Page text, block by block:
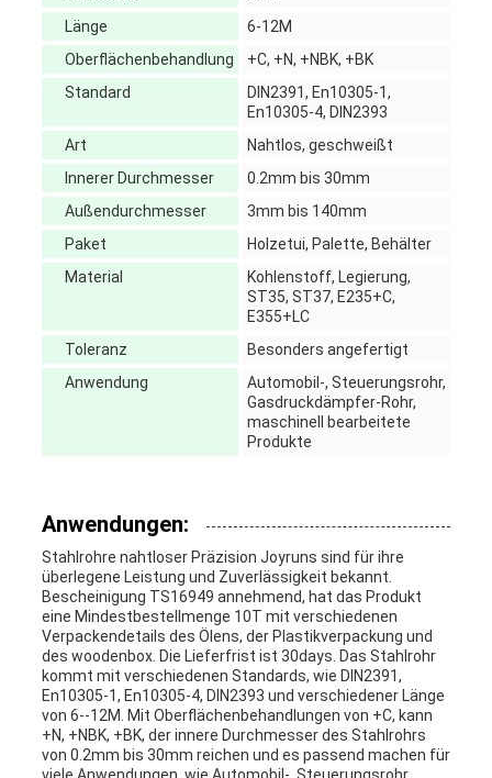
Länge
6-12M
Oberflächenbehandlung
+C, +N, +NBK, +BK
Standard
DIN2391, En10305-1,
En10305-4, DIN2393
Art
Nahtlos, geschweißt
Innerer Durchmesser
0.2mm bis 30mm
Außendurchmesser
3mm bis 140mm
Paket
Holzetui, Palette, Behälter
Material
Kohlenstoff, Legierung,
ST35, ST37, E235+C,
E355+LC
Toleranz
Besonders angefertigt
Anwendung
Automobil-, Steuerungsrohr,
Gasdruckdämpfer-Rohr,
maschinell bearbeitete
Produkte
Anwendungen:
Stahlrohre nahtloser Präzision Joyruns sind für ihre
überlegene Leistung und Zuverlässigkeit bekannt.
Bescheinigung TS16949 annehmend, hat das Produkt
eine Mindestbestellmenge 10T mit verschiedenen
Verpackendetails des Ölens, der Plastikverpackung und
des woodenbox. Die Lieferfrist ist 30days. Das Stahlrohr
kommt mit verschiedenen Standards, wie DIN2391,
En10305-1, En10305-4, DIN2393 und verschiedener Länge
von 6--12M. Mit Oberflächenbehandlungen von +C, kann
+N, +NBK, +BK, der innere Durchmesser des Stahlrohrs
von 0.2mm bis 30mm reichen und es passend machen für